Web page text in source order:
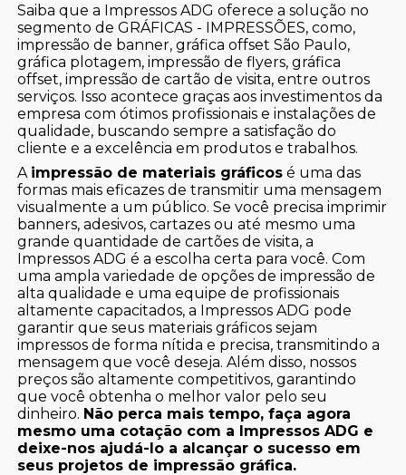
Saiba que a Impressos ADG oferece a solução no
segmento de GRÁFICAS - IMPRESSÕES, como,
impressão de banner, gráfica offset São Paulo,
gráfica plotagem, impressão de flyers, gráfica
offset, impressão de cartão de visita, entre outros
serviços. Isso acontece graças aos investimentos da
empresa com ótimos profissionais e instalações de
qualidade, buscando sempre a satisfação do
cliente e a excelência em produtos e trabalhos.
A impressão de materiais gráficos é uma das
formas mais eficazes de transmitir uma mensagem
visualmente a um público. Se você precisa imprimir
banners, adesivos, cartazes ou até mesmo uma
grande quantidade de cartões de visita, a
Impressos ADG é a escolha certa para você. Com
uma ampla variedade de opções de impressão de
alta qualidade e uma equipe de profissionais
altamente capacitados, a Impressos ADG pode
garantir que seus materiais gráficos sejam
impressos de forma nítida e precisa, transmitindo a
mensagem que você deseja. Além disso, nossos
preços são altamente competitivos, garantindo
que você obtenha o melhor valor pelo seu
dinheiro. Não perca mais tempo, faça agora
mesmo uma cotação com a Impressos ADG e
deixe-nos ajudá-lo a alcançar o sucesso em
seus projetos de impressão gráfica.